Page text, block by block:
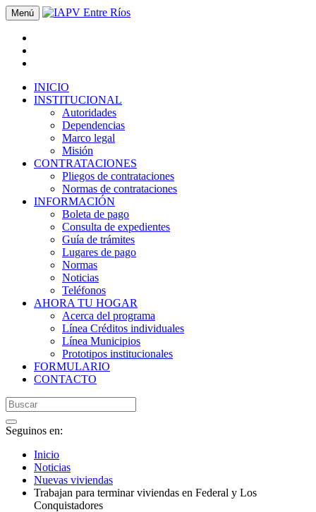
Menú
INICIO
INSTITUCIONAL
Autoridades
Dependencias
Marco legal
Misión
CONTRATACIONES
Pliegos de contrataciones
Normas de contrataciones
INFORMACIÓN
Boleta de pago
Consulta de expedientes
Guía de trámites
Lugares de pago
Normas
Noticias
Teléfonos
AHORA TU HOGAR
Acerca del programa
Línea Créditos individuales
Línea Municipios
Prototipos institucionales
FORMULARIO
CONTACTO
Seguinos en:
Inicio
Noticias
Nuevas viviendas
Trabajan para terminar viviendas en Federal y Los
Conquistadores